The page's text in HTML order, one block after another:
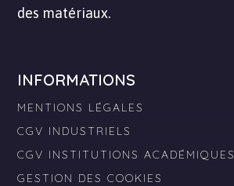
des matériaux.
INFORMATIONS
MENTIONS LÉGALES
CGV INDUSTRIELS
CGV INSTITUTIONS ACADÉMIQUES
GESTION DES COOKIES